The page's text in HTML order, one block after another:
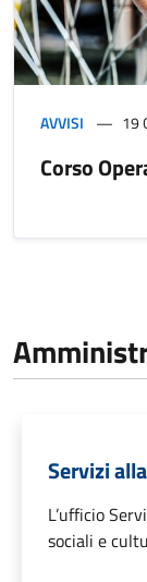
AVVISI 19
Corso
Servizi
L’ufficio
sociali e